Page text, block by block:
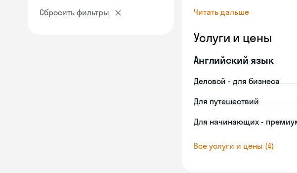
Сбросить фильтры
Читать дальше
Услуги и цены
Английский язык
Деловой - для бизнеса
Для путешествий
Для начинающих -
Все услуги и цены (4)